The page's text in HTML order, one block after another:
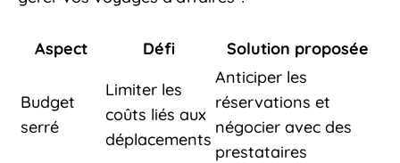
Aspect Défi Solution proposée
Budget
serré
Limiter les
coûts liés aux
déplacements
Anticiper les
réservations et
négocier avec des
prestataires